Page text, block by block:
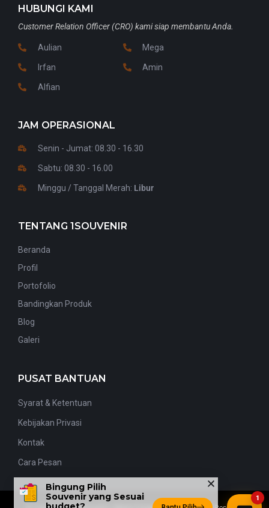
HUBUNGI KAMI
Customer Relation Officer (CRO) kami siap membantu Anda.
Aulian
Irfan
Alfian
Mega
Amin
JAM OPERASIONAL
Senin - Jumat: 08.30 - 16.30
Sabtu: 08.30 - 16.00
Minggu / Tanggal Merah: Libur
TENTANG 1SOUVENIR
Beranda
Profil
Portofolio
Bandingkan Produk
Blog
Galeri
PUSAT BANTUAN
Syarat & Ketentuan
Kebijakan Privasi
Kontak
Cara Pesan
1
Bingung Pilih
Souvenir yang Sesuai